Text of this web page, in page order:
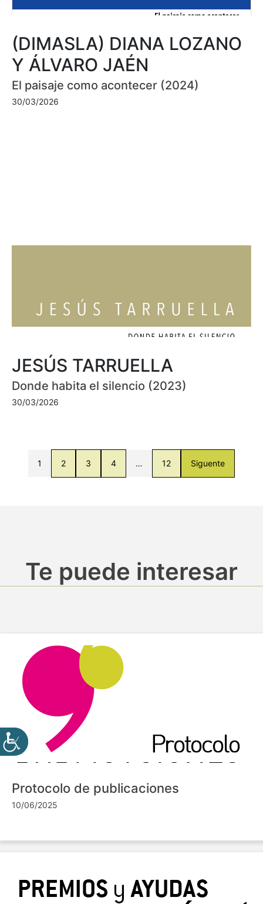
(DIMASLA) DIANA LOZANO
Y ÁLVARO JAÉN
El paisaje como acontecer (2024)
30/03/2026
JESÚS TARRUELLA
Donde habita el silencio (2023)
30/03/2026
1 2 3 4 … 12 Siguente
Te puede interesar
Protocolo de publicaciones
10/06/2025